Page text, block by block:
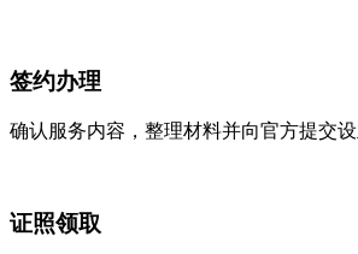
签约办理
确认服务内容，整理材料并向官方提交设
证照领取